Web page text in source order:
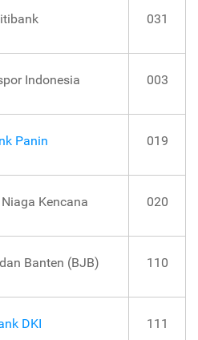
031
Indonesia 003
Panin 019
Kencana 020
Banten (BJB) 110
DKI 111